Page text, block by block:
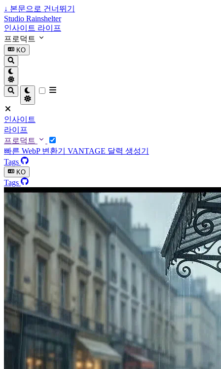
↓ 본문으로 건너뛰기
Studio Rainshelter
인사이트 라이프
프로덕트
KO
인사이트
라이프
프로덕트
빠른 WebP 변환기 VANTAGE 달력 생성기
Tags
KO
Tags